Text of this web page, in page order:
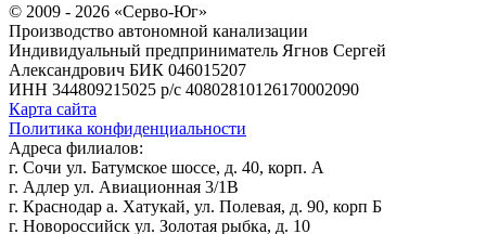
© 2009 - 2026 «Серво-Юг»
Производство автономной канализации
Индивидуальный предприниматель Ягнов Сергей
Александрович БИК 046015207
ИНН 344809215025 р/с 40802810126170002090
Карта сайта
Политика конфиденциальности
Адреса филиалов:
г. Сочи ул. Батумское шоссе, д. 40, корп. А
г. Адлер ул. Авиационная 3/1В
г. Краснодар а. Хатукай, ул. Полевая, д. 90, корп Б
г. Новороссийск ул. Золотая рыбка, д. 10